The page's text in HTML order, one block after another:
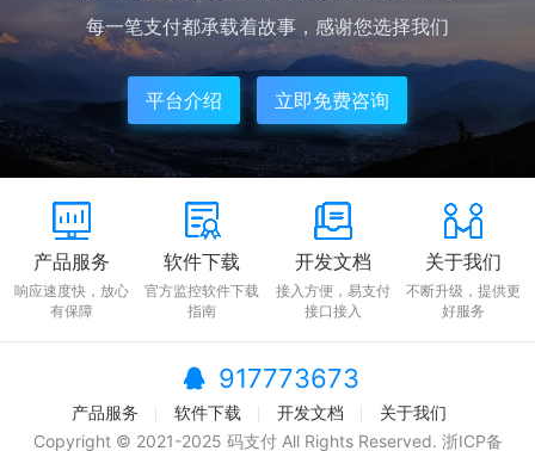
每一笔支付都承载着故事，感谢您选择我们
平台介绍 立即免费咨询
产品服务
响应速度快，放心
有保障
软件下载
官方监控软件下载
指南
开发文档
接入方便，易支付
接口接入
关于我们
不断升级，提供更
好服务
917773673
产品服务 软件下载 开发文档
关于我们
Copyright © 2021-2025 码支付 All Rights Reserved. 浙ICP备